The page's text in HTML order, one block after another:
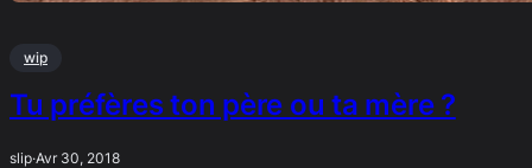
wip
Tu préfères ton père ou ta mère ?
slip·Avr 30, 2018